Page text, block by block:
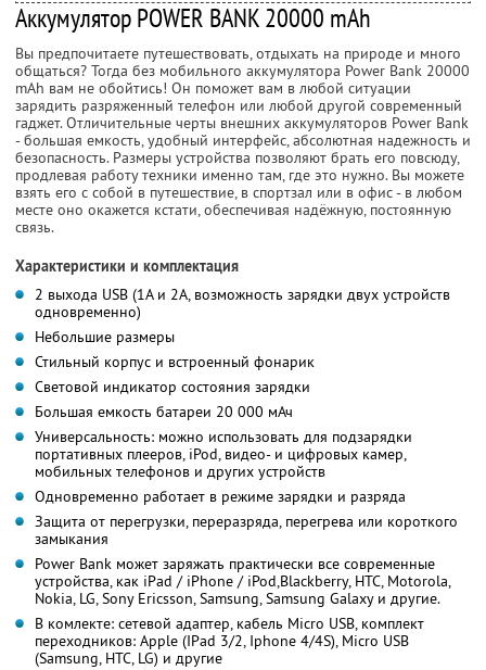
Аккумулятор POWER BANK 20000 mAh
Вы предпочитаете путешествовать, отдыхать на природе и много
общаться? Тогда без мобильного аккумулятора Power Bank 20000
mAh вам не обойтись! Он поможет вам в любой ситуации
зарядить разряженный телефон или любой другой современный
гаджет. Отличительные черты внешних аккумуляторов Power Bank
- большая емкость, удобный интерфейс, абсолютная надежность и
безопасность. Размеры устройства позволяют брать его повсюду,
продлевая работу техники именно там, где это нужно. Вы можете
взять его с собой в путешествие, в спортзал или в офис - в любом
месте оно окажется кстати, обеспечивая надёжную, постоянную
связь.
Характеристики и комплектация
2 выхода USB (1А и 2А, возможность зарядки двух устройств
одновременно)
Небольшие размеры
Стильный корпус и встроенный фонарик
Световой индикатор состояния зарядки
Большая емкость батареи 20 000 мАч
Универсальность: можно использовать для подзарядки
портативных плееров, iPod, видео- и цифровых камер,
мобильных телефонов и других устройств
Одновременно работает в режиме зарядки и разряда
Защита от перегрузки, переразряда, перегрева или короткого
замыкания
Power Bank может заряжать практически все современные
устройства, как iPad / iPhone / iPod,Blackberry, HTC, Motorola,
Nokia, LG, Sony Ericsson, Samsung, Samsung Galaxy и другие.
В комлекте: сетевой адаптер, кабель Micro USB, комплект
переходников: Apple (IPad 3/2, Iphone 4/4S), Micro USB
(Samsung, HTC, LG) и другие